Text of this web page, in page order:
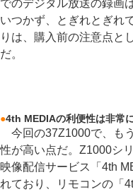
でのデジタル放送の録画
いつかず、とぎれとぎれ
りは、購入前の注意点と
だ。
●4th MEDIAの利便性は非常
今回の37Z1000で、も
性が高い点だ。Z1000シ
映像配信サービス「4th
れており、リモコンの「